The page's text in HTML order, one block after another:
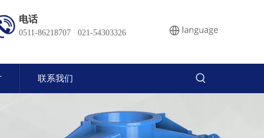
电话
0511-86218707 021-54303326
联系我们